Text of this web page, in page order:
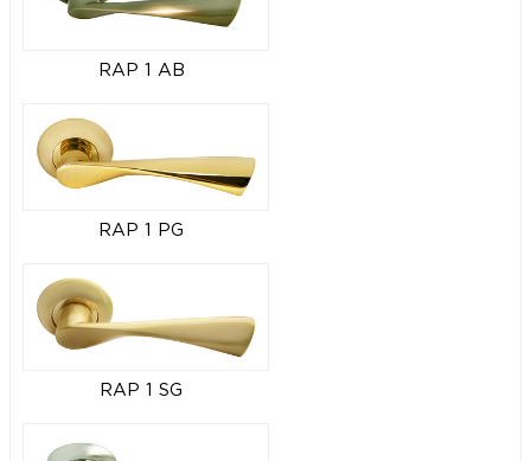
RAP 1 AB
RAP 1 PG
RAP 1 SG